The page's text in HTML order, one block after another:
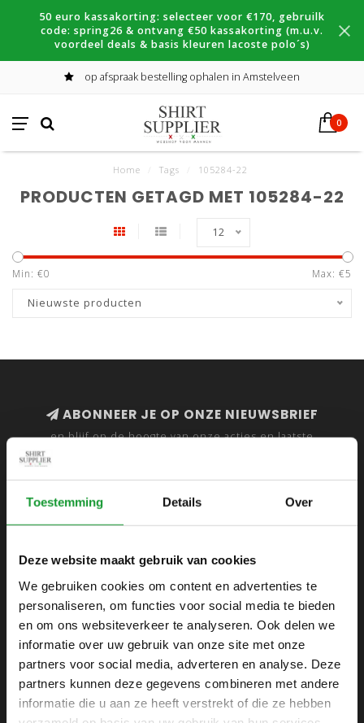
Toestemming Details Over
Deze website maakt gebruik van cookies
We gebruiken cookies om content en advertenties te
personaliseren, om functies voor social media te bieden
en om ons websiteverkeer te analyseren. Ook delen we
informatie over uw gebruik van onze site met onze
partners voor social media, adverteren en analyse. Deze
partners kunnen deze gegevens combineren met andere
informatie die u aan ze heeft verstrekt of die ze hebben
50 euro kassakorting: selecteer voor €170, gebruilk
code: spring26 & ontvang €50 kassakorting (m.u.v.
voordeel deals & basis kleuren lacoste polo´s)
op afspraak bestelling ophalen in Amstelveen
0
Home Tags 105284-22
PRODUCTEN GETAGD MET 105284-22
12
Min: €0 Max: €5
Nieuwste producten
ABONNEER JE OP ONZE NIEUWSBRIEF
en blijf op de hoogte van onze acties en laatste
SHIRTSUPPLIER.NL
Webshop voor mannen
Zijlijnstraat 24
1433 DC
+31 6 42 52 32 80